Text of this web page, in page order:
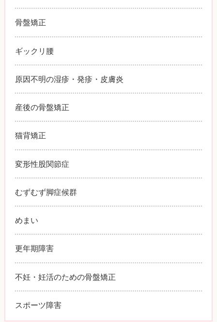
骨盤矯正
ギックリ腰
原因不明の湿疹・発疹・皮膚炎
産後の骨盤矯正
猫背矯正
変形性股関節症
むずむず脚症候群
めまい
更年期障害
不妊・妊活のための骨盤矯正
スポーツ障害